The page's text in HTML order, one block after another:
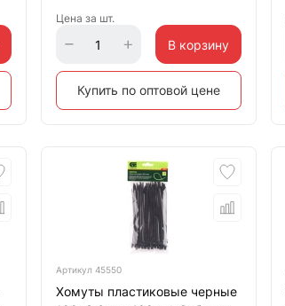
Цена за шт.
В корзину
Купить по оптовой цене
Артикул 45550
Хомуты пластиковые черные